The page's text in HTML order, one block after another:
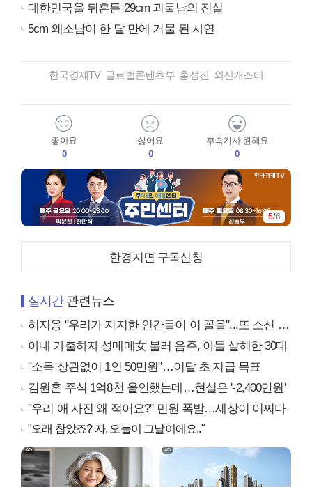
대한민국을 뒤흔든 29cm 괴물남의 진실
5cm 왜소남이 한 달 만에 거물 된 사연
한국경제TV 글로벌콘텐츠부 홍성진 외신캐스터
좋아요
0
싫어요
0
후속기사 원해요
0
5/6
한경지면 구독신청
실시간관련뉴스
허지웅 "우리가 지지한 인간들이 이 꼴을"...또 소신 발언
아내 가출하자 성매매女 불러 음주, 아들 살해한 30대
"소득 상관없이 1인 50만원"…이달 초 지급 목표
김원훈 주식 1억8천 올인했는데…현실은 '-2,400만원'
"우리 애 사진 왜 적어요?" 민원 폭발…세상이 어쩌다
"오래 참았죠? 자, 오늘이 그날이에요.."